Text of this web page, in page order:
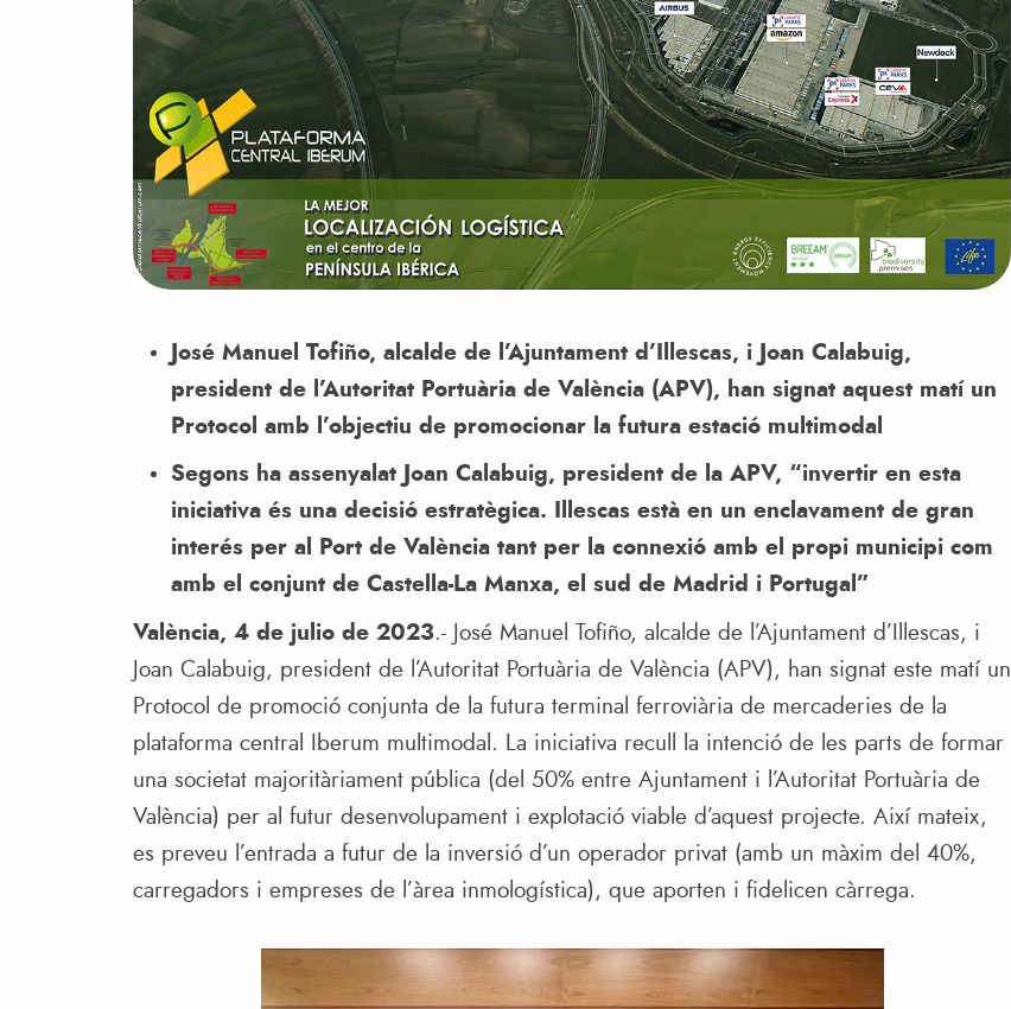
José Manuel Tofiño, alcalde de l’Ajuntament d’Illescas, i Joan Calabuig,
president de l’Autoritat Portuària de València (APV), han signat aquest matí un
Protocol amb l’objectiu de promocionar la futura estació multimodal
Segons ha assenyalat Joan Calabuig, president de la APV, “invertir en esta
iniciativa és una decisió estratègica. Illescas està en un enclavament de gran
interés per al Port de València tant per la connexió amb el propi municipi com
amb el conjunt de Castella-La Manxa, el sud de Madrid i Portugal”
València, 4 de julio de 2023.- José Manuel Tofiño, alcalde de l’Ajuntament d’Illescas, i
Joan Calabuig, president de l’Autoritat Portuària de València (APV), han signat este matí un
Protocol de promoció conjunta de la futura terminal ferroviària de mercaderies de la
plataforma central Iberum multimodal. La iniciativa recull la intenció de les parts de formar
una societat majoritàriament pública (del 50% entre Ajuntament i l’Autoritat Portuària de
València) per al futur desenvolupament i explotació viable d’aquest projecte. Així mateix,
es preveu l’entrada a futur de la inversió d’un operador privat (amb un màxim del 40%,
carregadors i empreses de l’àrea inmologística), que aporten i fidelicen càrrega.